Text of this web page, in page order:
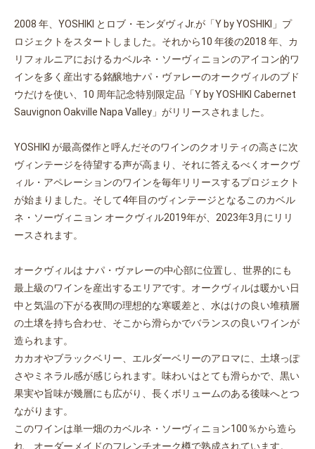
2008 年、YOSHIKI とロブ・モンダヴィJr.が「Y by YOSHIKI」プ
ロジェクトをスタートしました。それから10 年後の2018 年、カ
リフォルニアにおけるカベルネ・ソーヴィニョンのアイコン的ワ
インを多く産出する銘醸地ナパ・ヴァレーのオークヴィルのブド
ウだけを使い、10 周年記念特別限定品「Y by YOSHIKI Cabernet
Sauvignon Oakville Napa Valley」がリリースされました。
YOSHIKI が最高傑作と呼んだそのワインのクオリティの高さに次
ヴィンテージを待望する声が高まり、それに答えるべくオークヴ
ィル・アペレーションのワインを毎年リリースするプロジェクト
が始まりました。そして4年目のヴィンテージとなるこのカベル
ネ・ソーヴィニョン オークヴィル2019年が、2023年3月にリリ
ースされます。
オークヴィルは ナパ・ヴァレーの中心部に位置し、世界的にも
最上級のワインを産出するエリアです。オークヴィルは暖かい日
中と気温の下がる夜間の理想的な寒暖差と、水はけの良い堆積層
の土壌を持ち合わせ、そこから滑らかでバランスの良いワインが
造られます。
カカオやブラックベリー、エルダーベリーのアロマに、土壌っぽ
さやミネラル感が感じられます。味わいはとても滑らかで、黒い
果実や旨味が幾層にも広がり、長くボリュームのある後味へとつ
ながります。
このワインは単一畑のカベルネ・ソーヴィニョン100％から造ら
れ、オーダーメイドのフレンチオーク樽で熟成されています。